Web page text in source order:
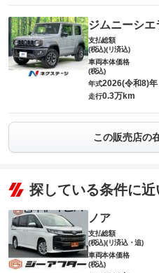
ジムニーシエ
支払総額
(税込)(リ済込)
車両本体価格
(税込)
年式2026(令和8)年
走行0.3万km
この販売店の
探している条件に近
ノア
支払総額
(税込)(リ済込・追)
車両本体価格
(税込)